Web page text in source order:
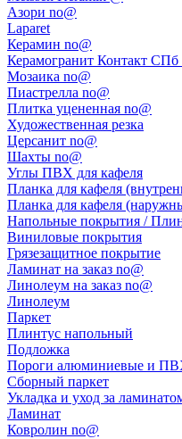
Азори no@
Laparet
Керамин no@
Керамогранит Контакт СПб
Мозаика no@
Пиастрелла no@
Плитка уцененная no@
Художественная резка
Церсанит no@
Шахты no@
Углы ПВХ для кафеля
Планка для кафеля
Планка для кафеля
Напольные покрытия /
Виниловые покрытия
Грязезащитное покрытие
Ламинат на заказ no@
Линолеум на заказ no@
Линолеум
Паркет
Плинтус напольный
Подложка
Пороги алюминиевые и
Сборный паркет
Укладка и уход за
Ламинат
Ковролин no@